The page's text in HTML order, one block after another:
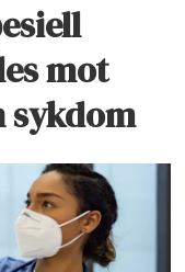
mot
sykdom